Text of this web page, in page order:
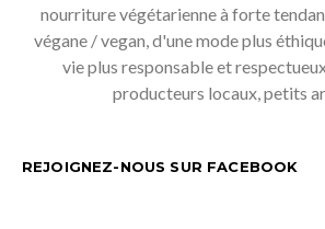
nourriture végétarienne à forte
végane / vegan, d'une mode plus
vie plus responsable et
producteurs locaux, petits
REJOIGNEZ-NOUS SUR FACEBOOK